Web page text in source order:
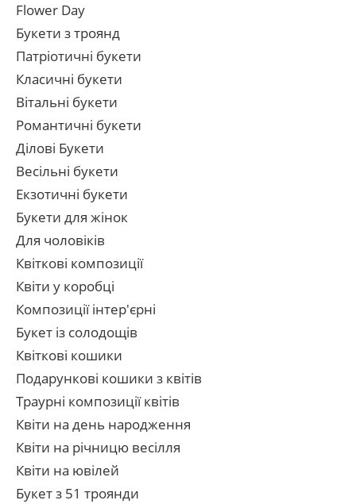
Flower Day
Букети з троянд
Патріотичні букети
Класичні букети
Вітальні букети
Романтичні букети
Ділові Букети
Весільні букети
Екзотичні букети
Букети для жінок
Для чоловіків
Квіткові композиції
Квіти у коробці
Композиції інтер'єрні
Букет із солодощів
Квіткові кошики
Подарункові кошики з квітів
Траурні композиції квітів
Квіти на день народження
Квіти на річницю весілля
Квіти на ювілей
Букет з 51 троянди